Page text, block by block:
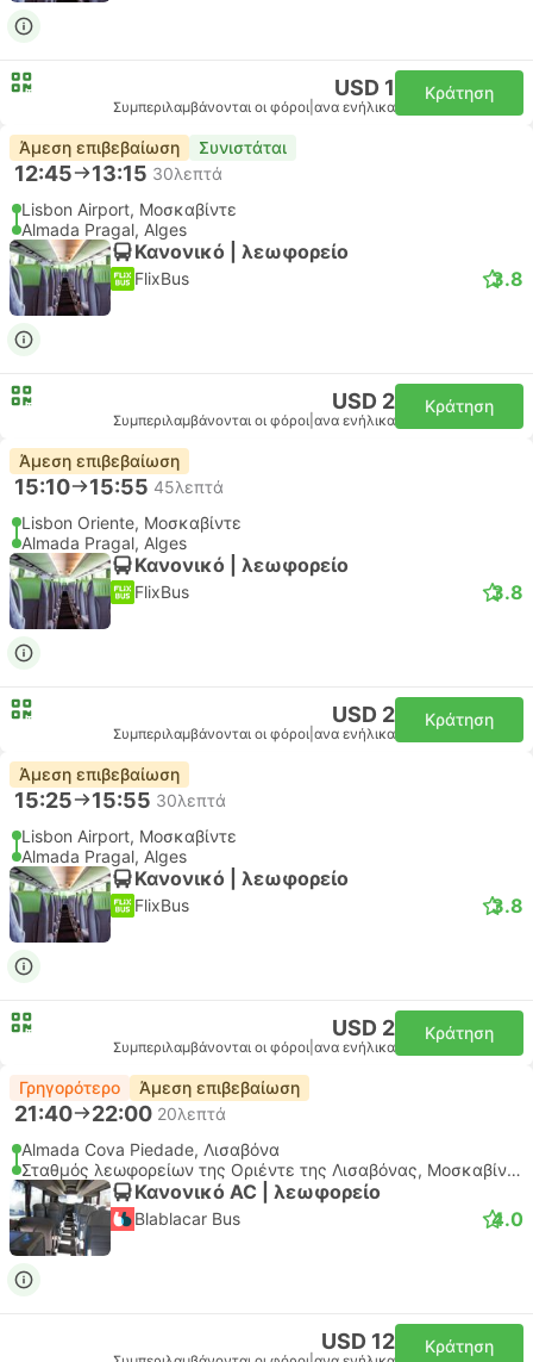
USD 1
Συμπεριλαμβάνονται οι φόροι ανα ενήλικα
Κράτηση
Άμεση επιβεβαίωση Συνιστάται
12:45 13:15 30λεπτά
Lisbon Airport, Μοσκαβίντε
Almada Pragal, Alges
Κανονικό | λεωφορείο
FlixBus 3.8
USD 2
Συμπεριλαμβάνονται οι φόροι ανα ενήλικα
Κράτηση
Άμεση επιβεβαίωση
15:10 15:55 45λεπτά
Lisbon Oriente, Μοσκαβίντε
Almada Pragal, Alges
Κανονικό | λεωφορείο
FlixBus 3.8
USD 2
Συμπεριλαμβάνονται οι φόροι ανα ενήλικα
Κράτηση
Άμεση επιβεβαίωση
15:25 15:55 30λεπτά
Lisbon Airport, Μοσκαβίντε
Almada Pragal, Alges
Κανονικό | λεωφορείο
FlixBus 3.8
USD 2
Συμπεριλαμβάνονται οι φόροι ανα ενήλικα
Κράτηση
Γρηγορότερο Άμεση επιβεβαίωση
21:40 22:00 20λεπτά
Almada Cova Piedade, Λισαβόνα
Σταθμός λεωφορείων της Οριέντε της Λισαβόνας, Μοσκαβίντε
Κανονικό AC | λεωφορείο
Blablacar Bus 4.0
USD 12 Κράτηση